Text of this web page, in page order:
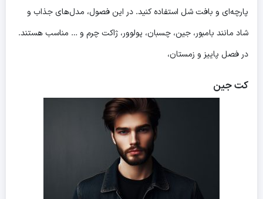
پارچه‌ای و بافت شل استفاده کنید. در این فصول، مدل‌های جذاب و
شاد مانند بامبور، جین، چسبان، پولوور، ژاکت چرم و … مناسب هستند.
در فصل پاییز و زمستان،
کت جین